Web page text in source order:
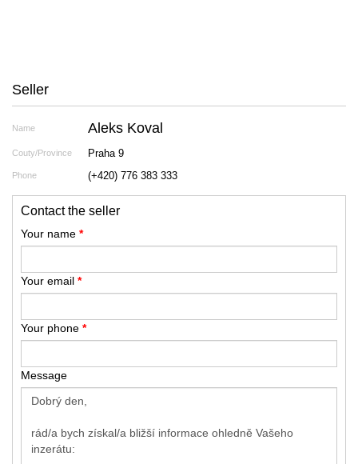
Seller
Name Aleks Koval
Couty/Province Praha 9
Phone (+420) 776 383 333
Contact the seller
Your name *
Your email *
Your phone *
Message